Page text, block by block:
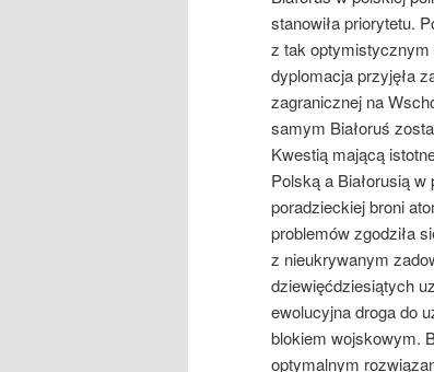
stanowiła priorytetu.
z tak
dyplomacja przyjęła
zagranicznej na
samym Białoruś
Kwestią mającą
Polską a Białorusią
poradzieckiej broni
problemów zgodziła
z nieukrywanym
dziewięćdziesiątych
ewolucyjna droga do
blokiem wojskowym.
optymalnym